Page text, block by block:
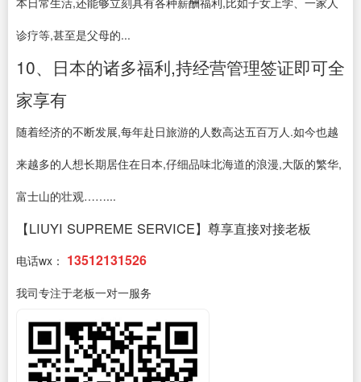
诊疗等,甚至是父母的...
10、日本的诸多福利,持经营管理签证即可全
家享有
随着经济的不断发展,每年赴日旅游的人数高达五百万人.如今也越
来越多的人想长期居住在日本,仔细品味北海道的浪漫,大阪的繁华,
富士山的壮观……...
【LIUYI SUPREME SERVICE】尊享直接对接老板
电话wx： 13512131526
我司专注于老板一对一服务